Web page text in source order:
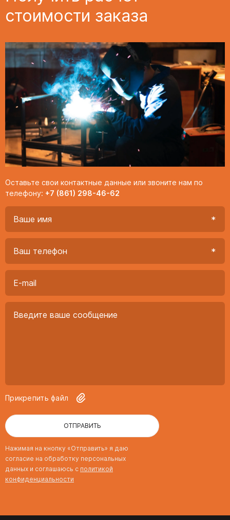
стоимости заказа
Оставьте свои контактные данные или звоните нам по
телефону: +7 (861) 298-46-62
Прикрепить файл
ОТПРАВИТЬ
Нажимая на кнопку «Отправить» я даю
согласие на обработку персональных
данных и соглашаюсь с политикой
конфиденциальности